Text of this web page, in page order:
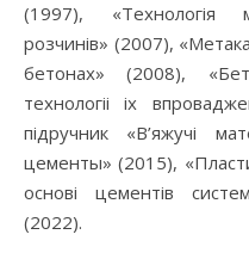
(1997), «Технологія
розчинів» (2007),
бетонах» (2008),
технологіі іх
підручник «В’яжучі
цементы» (2015),
основі цементів
(2022).